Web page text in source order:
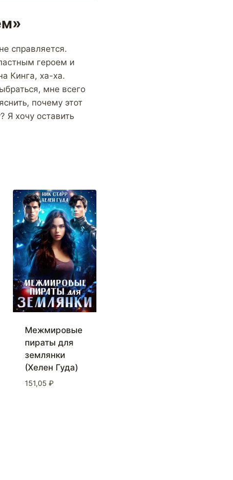
справляется.
героем и
Кинга, ха-ха.
мне всего
почему этот
Я хочу оставить
Межмировые
пираты для
землянки
(Хелен Гуда)
151,05 ₽